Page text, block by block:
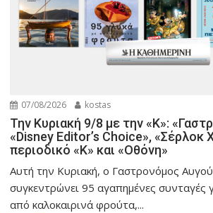
07/08/2026 kostas
Την Κυριακή 9/8 με την «Κ»:
«Disney Editor’s Choice», «Σέρλοκ
περιοδικό «Κ» και «Οθόνη»
Αυτή την Κυριακή, ο Γαστρονόμος
συγκεντρώνει 95 αγαπημένες συνταγές
από καλοκαιρινά φρούτα,...